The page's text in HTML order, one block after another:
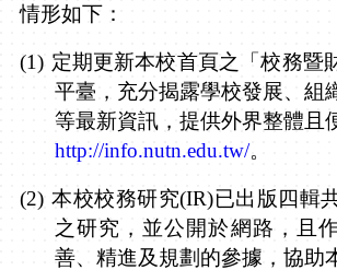
情形如下：
(1) 定期更新本校首頁之「校務暨
平臺，充分揭露學校發展、組
等最新資訊，提供外界整體且
http://info.nutn.edu.tw/。
(2) 本校校務研究(IR)已出版四輯
之研究，並公開於網路，且
善、精進及規劃的參據，協助